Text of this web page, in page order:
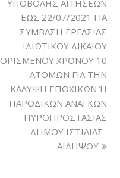
ΥΠΟΒΟΛΗΣ ΑΙΤΗΣΕΩΝ
ΕΩΣ 22/07/2021 ΓΙΑ
ΣΥΜΒΑΣΗ ΕΡΓΑΣΙΑΣ
ΙΔΙΩΤΙΚΟΥ ΔΙΚΑΙΟΥ
ΟΡΙΣΜΕΝΟΥ ΧΡΟΝΟΥ 10
ΑΤΟΜΩΝ ΓΙΑ ΤΗΝ
ΚΑΛΥΨΗ ΕΠΟΧΙΚΩΝ Ή
ΠΑΡΟΔΙΚΩΝ ΑΝΑΓΚΩΝ
ΠΥΡΟΠΡΟΣΤΑΣΙΑΣ
ΔΗΜΟΥ ΙΣΤΙΑΙΑΣ-
ΑΙΔΗΨΟΥ